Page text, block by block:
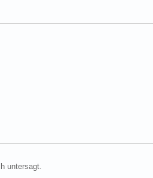
untersagt.